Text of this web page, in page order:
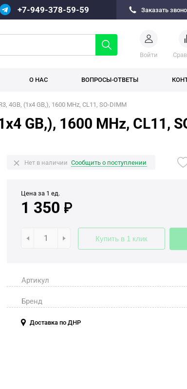
+7-949-378-59-59 Заказать
Войти
О НАС ВОПРОСЫ-ОТВЕТЫ
4GB, (1x4 GB,), 1600 MHz, CL11, SO-DIMM
GB,), 1600 MHz, CL11,
Нет в наличии Сообщить о поступлении
Цена за 1 ед.
1 350
Купить в 1 клик
Артикул
Бренд
Доставка по ДНР